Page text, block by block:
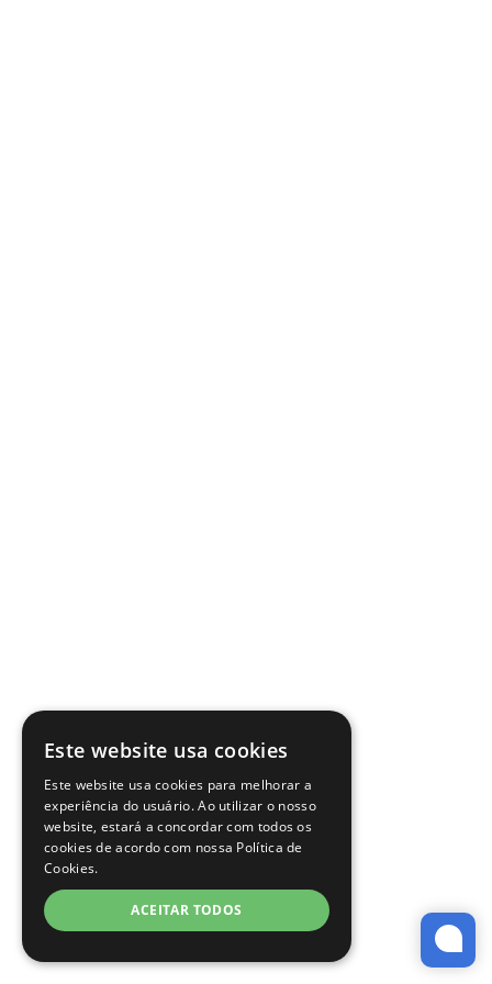
Este website usa cookies
Este website usa cookies para melhorar a
experiência do usuário. Ao utilizar o nosso
website, estará a concordar com todos os
cookies de acordo com nossa Política de
Cookies.
ACEITAR TODOS